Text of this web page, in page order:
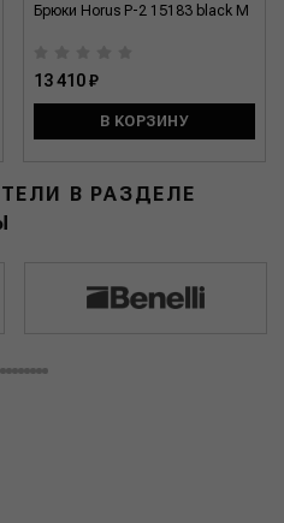
Брюки Horus P-2 15183 black M
13 410 ₽
В КОРЗИНУ
В РАЗДЕЛЕ